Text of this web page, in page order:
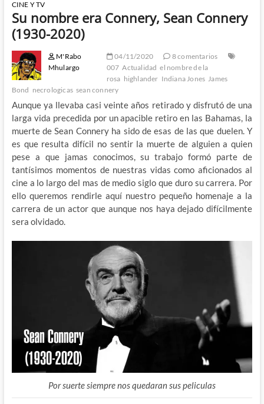
CINE Y TV
Su nombre era Connery, Sean Connery
(1930-2020)
M'Rabo
Mhulargo
04/11/2020
8 comentarios
007 Actualidad el nombre de la
rosa highlander Indiana Jones James
Bond necrologicas sean connery
Aunque ya llevaba casi veinte años retirado y disfrutó de una
larga vida precedida por un apacible retiro en las Bahamas, la
muerte de Sean Connery ha sido de esas de las que duelen. Y
es que resulta difícil no sentir la muerte de alguien a quien
pese a que jamas conocimos, su trabajo formó parte de
tantísimos momentos de nuestras vidas como aficionados al
cine a lo largo del mas de medio siglo que duro su carrera. Por
ello queremos rendirle aquí nuestro pequeño homenaje a la
carrera de un actor que aunque nos haya dejado difícilmente
sera olvidado.
Por suerte siempre nos quedaran sus peliculas